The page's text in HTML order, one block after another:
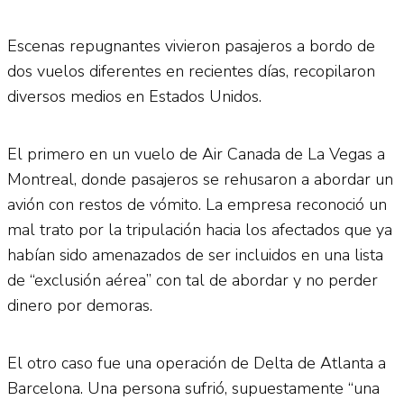
Escenas repugnantes vivieron pasajeros a bordo de
dos vuelos diferentes en recientes días, recopilaron
diversos medios en Estados Unidos.
El primero en un vuelo de Air Canada de La Vegas a
Montreal, donde pasajeros se rehusaron a abordar un
avión con restos de vómito. La empresa reconoció un
mal trato por la tripulación hacia los afectados que ya
habían sido amenazados de ser incluidos en una lista
de “exclusión aérea” con tal de abordar y no perder
dinero por demoras.
El otro caso fue una operación de Delta de Atlanta a
Barcelona. Una persona sufrió, supuestamente “una